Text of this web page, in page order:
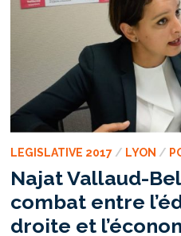
LEGISLATIVE 2017/ LYON /
Najat Vallaud-
combat entre
droite et